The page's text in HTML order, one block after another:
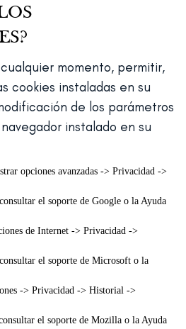
momento, permitir,
cookies instaladas en su
de los parámetros
instalado en su
opciones avanzadas -> Privacidad ->
el soporte de Google o la Ayuda
de Internet -> Privacidad ->
el soporte de Microsoft o la
-> Privacidad -> Historial ->
el soporte de Mozilla o la Ayuda